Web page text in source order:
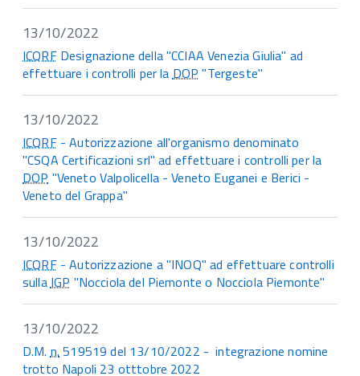
13/10/2022
ICQRFDesignazione della "CCIAA Venezia Giulia" ad
effettuare i controlli per laDOP "Tergeste"
13/10/2022
ICQRF- Autorizzazione all'organismo denominato
"CSQA Certificazioni srl" ad effettuare i controlli per la
DOP "Veneto Valpolicella - Veneto Euganei e Berici -
Veneto del Grappa"
13/10/2022
ICQRF- Autorizzazione a "INOQ" ad effettuare controlli
sullaIGP "Nocciola del Piemonte o Nocciola Piemonte"
13/10/2022
D.M.n.519519 del 13/10/2022 - integrazione nomine
trotto Napoli 23 otttobre 2022